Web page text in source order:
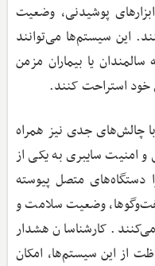
پوشیدنی، وضعیت
این سیستم‌ها می‌توانند
یا بیماران مزمن
خود استراحت کنند.
چالش‌های جدی نیز همراه
سایبری به یکی از
دستگاه‌های متصل پیوسته
وضعیت سلامت و
کارشناسان هشدار
این سیستم‌ها، امکان